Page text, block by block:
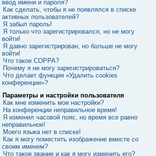
ввод имени и пароля?
Как сделать, чтобы я не появлялся в списке
активных пользователей?
Я забыл пароль!
Я только что зарегистрировался, но не могу
войти!
Я давно зарегистрирован, но больше не могу
войти!
Что такое COPPA?
Почему я не могу зарегистрироваться?
Что делает функция «Удалить cookies
конференции»?
Параметры и настройки пользователя
Как мне изменить мои настройки?
На конференции неправильное время!
Я изменил часовой пояс, но время все равно
неправильное!
Моего языка нет в списке!
Как я могу поместить изображение вместе со
своим именем?
Что такое звание и как я могу изменить его?